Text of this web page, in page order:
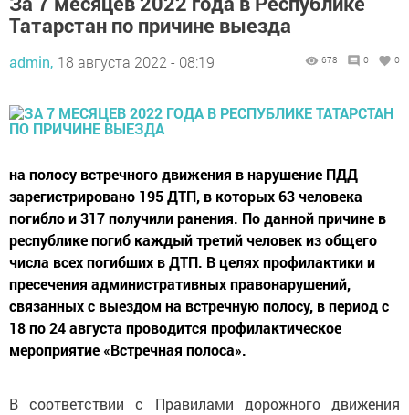
Татарстан по причине выезда
admin, 18 августа 2022 - 08:19 678 0 0
на полосу встречного движения в нарушение ПДД
зарегистрировано 195 ДТП, в которых 63 человека
погибло и 317 получили ранения. По данной причине в
республике погиб каждый третий человек из общего
числа всех погибших в ДТП. В целях профилактики и
пресечения административных правонарушений,
связанных с выездом на встречную полосу, в период с
18 по 24 августа проводится профилактическое
мероприятие «Встречная полоса».
В соответствии с Правилами дорожного движения